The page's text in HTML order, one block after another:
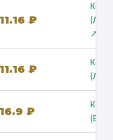
11.16 ₽
↗
11.16 ₽
16.9 ₽